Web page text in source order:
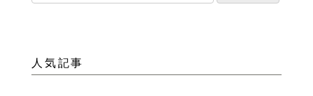
人気記事